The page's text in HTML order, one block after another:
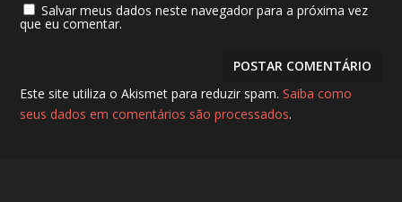
Salvar meus dados neste navegador para a próxima vez
que eu comentar.
Este site utiliza o Akismet para reduzir spam.Saiba como
seus dados em comentários são processados.